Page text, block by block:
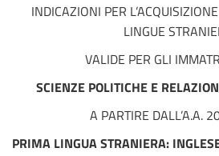
INDICAZIONI PER
LINGUE
VALIDE PER GLI
SCIENZE POLITICHE E
A PARTIRE DALL’A.A.
PRIMA LINGUA STRANIERA: